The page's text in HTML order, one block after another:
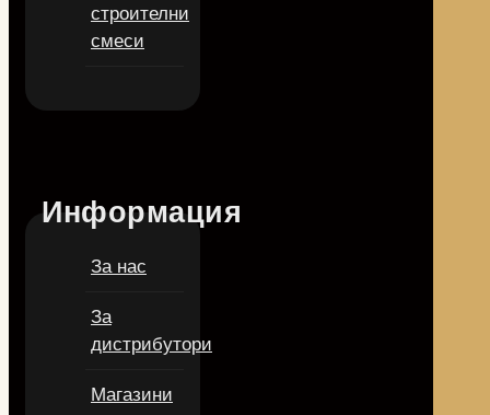
строителни
смеси
Информация
За нас
За
дистрибутори
Магазини